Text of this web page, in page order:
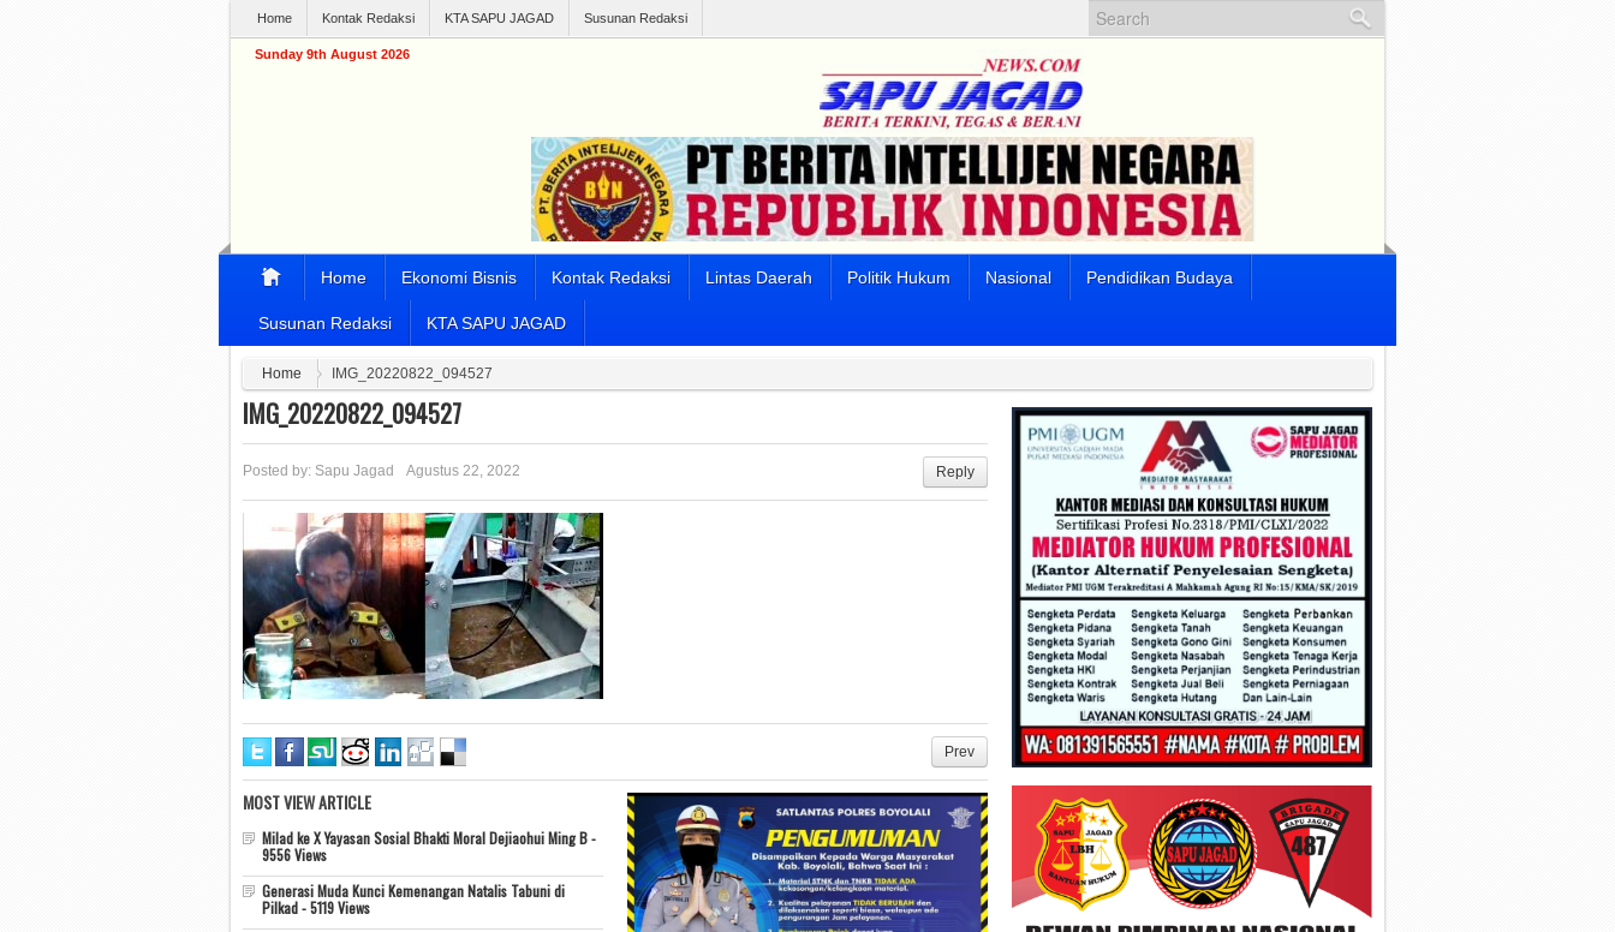
Home Kontak Redaksi KTA SAPU JAGAD Susunan Redaksi
Sunday 9th August 2026
Home Ekonomi Bisnis Kontak Redaksi Lintas Daerah Politik Hukum Nasional Pendidikan Budaya
Susunan Redaksi KTA SAPU JAGAD
Home IMG_20220822_094527
IMG_20220822_094527
Posted by: Sapu Jagad Agustus 22, 2022 Reply
Prev
MOST VIEW ARTICLE
Milad ke X Yayasan Sosial Bhakti Moral Dejiaohui Ming B -
9556 Views
Generasi Muda Kunci Kemenangan Natalis Tabuni di
Pilkad - 5119 Views